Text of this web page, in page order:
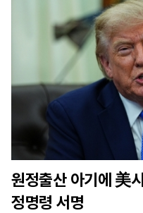
문
골
프
원정출산 아기에 美
정명령 서명